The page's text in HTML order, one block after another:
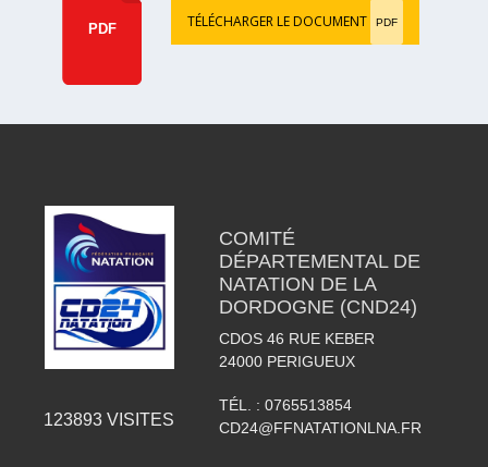
PDF TÉLÉCHARGER LE DOCUMENT PDF
123893 VISITES
COMITÉ
DÉPARTEMENTAL DE
NATATION DE LA
DORDOGNE (CND24)
CDOS 46 RUE KEBER
24000 PERIGUEUX
TÉL. : 0765513854
CD24@FFNATATIONLNA.FR